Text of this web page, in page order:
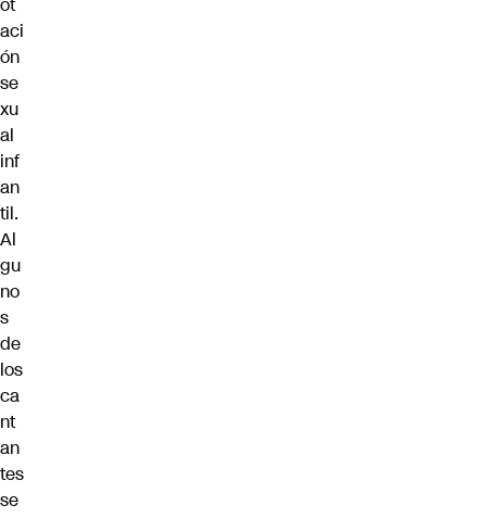
ot
aci
ón
se
xu
al
inf
an
til.
Al
gu
no
s
de
los
ca
nt
an
tes
se